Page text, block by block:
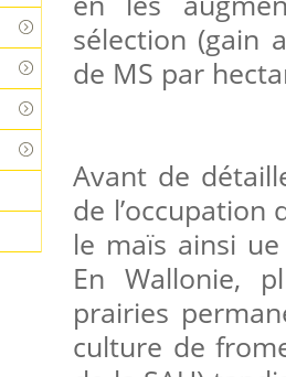
sélection (gain
de MS par
Avant de
de l’occupation
le maïs ainsi
En Wallonie,
prairies
culture de